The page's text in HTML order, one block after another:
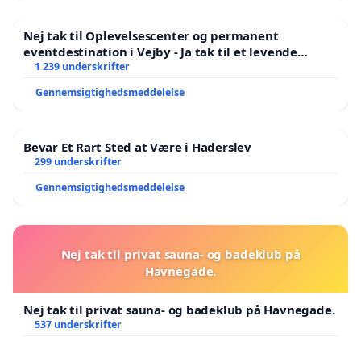
Nej tak til Oplevelsescenter og permanent
eventdestination i Vejby - Ja tak til et levende
lokalområde i balance
1 239 underskrifter
Gennemsigtighedsmeddelelse
Bevar Et Rart Sted at Være i Haderslev
299 underskrifter
Gennemsigtighedsmeddelelse
Nej tak til privat sauna- og badeklub på
Havnegade.
Nej tak til privat sauna- og badeklub på Havnegade.
537 underskrifter